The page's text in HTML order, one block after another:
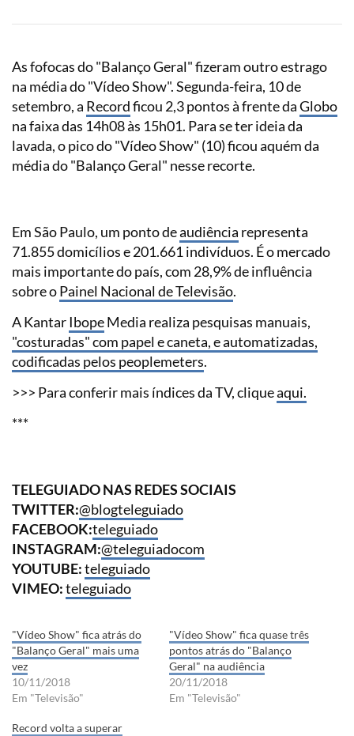
As fofocas do "Balanço Geral" fizeram outro estrago
na média do "Vídeo Show". Segunda-feira, 10 de
setembro, a Recordficou 2,3 pontos à frente daGlobo
na faixa das 14h08 às 15h01. Para se ter ideia da
lavada, o pico do "Vídeo Show" (10) ficou aquém da
média do "Balanço Geral" nesse recorte.
Em São Paulo, um ponto deaudiência representa
71.855 domicílios e 201.661 indivíduos. É o mercado
mais importante do país, com 28,9% de influência
sobre oPainel Nacional de Televisão.
A KantarIbopeMedia realiza pesquisas manuais,
"costuradas" com papel e caneta, e automatizadas,
codificadas pelos peoplemeters.
>>> Para conferir mais índices da TV, cliqueaqui.
***
TELEGUIADO NAS REDES SOCIAIS
TWITTER:@blogteleguiado
FACEBOOK:teleguiado
INSTAGRAM:@teleguiadocom
YOUTUBE:teleguiado
VIMEO:teleguiado
"Vídeo Show" fica atrás do
"Balanço Geral" mais uma
vez
10/11/2018
Em "Televisão"
"Vídeo Show" fica quase três
pontos atrás do "Balanço
Geral" na audiência
20/11/2018
Em "Televisão"
Record volta a superar